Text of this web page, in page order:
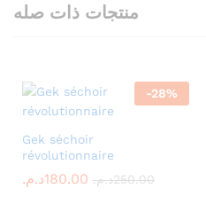
منتجات ذات صله
-28%
Gek séchoir
révolutionnaire
180.00د.م. 250.00د.م.